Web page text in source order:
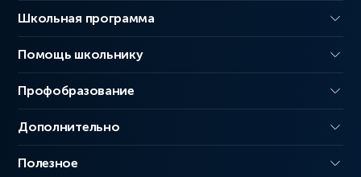
Школьная программа
Помощь школьнику
Профобразование
Дополнительно
Полезное